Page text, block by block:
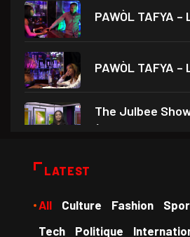
PAWÒL TAFYA –
PAWÒL TAFYA –
The Julbee
à son
LATEST
All Culture Fashion
Tech
Politique